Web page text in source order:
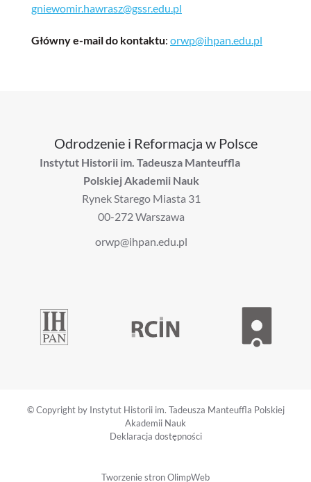
gniewomir.hawrasz@gssr.edu.pl
Główny e-mail do kontaktu: orwp@ihpan.edu.pl
Odrodzenie i Reformacja w Polsce
Instytut Historii im. Tadeusza Manteuffla
Polskiej Akademii Nauk
Rynek Starego Miasta 31
00-272 Warszawa
orwp@ihpan.edu.pl
© Copyright by Instytut Historii im. Tadeusza Manteuffla Polskiej
Akademii Nauk
Deklaracja dostępności
Tworzenie stronOlimpWeb